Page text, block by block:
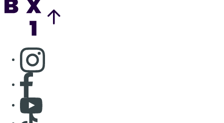
Consulter page Instagram
Consulter page Facebook
Consulter Youtube
Consulter TikTok